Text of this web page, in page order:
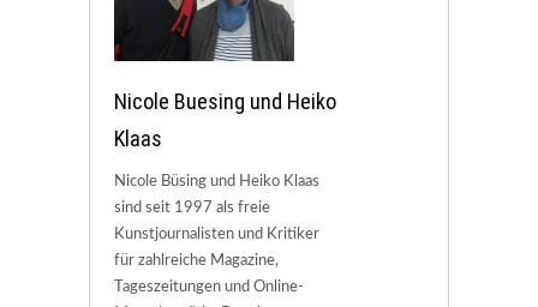
Nicole Buesing und Heiko
Klaas
Nicole Büsing und Heiko Klaas
sind seit 1997 als freie
Kunstjournalisten und Kritiker
für zahlreiche Magazine,
Tageszeitungen und Online-